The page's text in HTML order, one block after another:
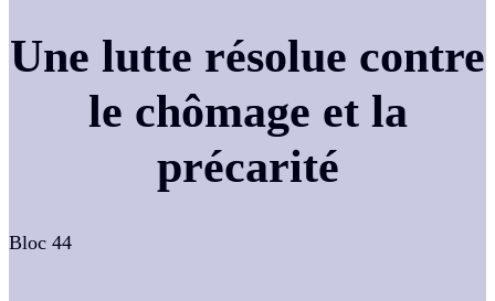
Une lutte résolue contre
le chômage et la
précarité
Bloc 44